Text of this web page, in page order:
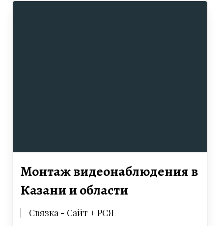
Монтаж видеонаблюдения в
Казани и области
Связка - Сайт + РСЯ